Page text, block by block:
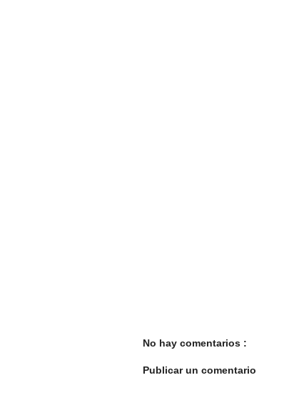
No hay comentarios :
Publicar un comentario